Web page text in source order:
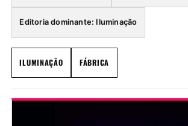
Editoria dominante: Iluminação
ILUMINAÇÃO FÁBRICA